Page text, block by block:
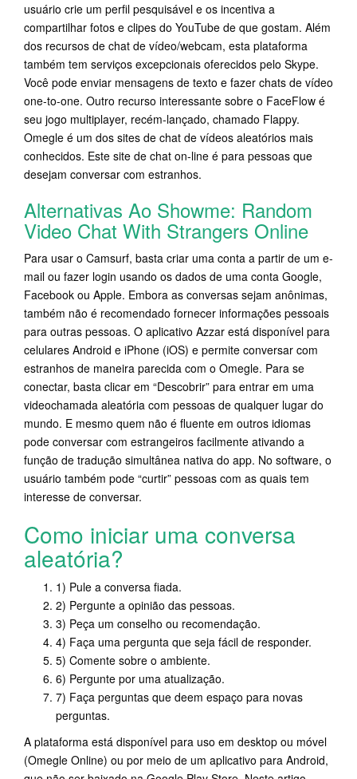
usuário crie um perfil pesquisável e os incentiva a
compartilhar fotos e clipes do YouTube de que gostam. Além
dos recursos de chat de vídeo/webcam, esta plataforma
também tem serviços excepcionais oferecidos pelo Skype.
Você pode enviar mensagens de texto e fazer chats de vídeo
one-to-one. Outro recurso interessante sobre o FaceFlow é
seu jogo multiplayer, recém-lançado, chamado Flappy.
Omegle é um dos sites de chat de vídeos aleatórios mais
conhecidos. Este site de chat on-line é para pessoas que
desejam conversar com estranhos.
Alternativas Ao Showme: Random
Video Chat With Strangers Online
Para usar o Camsurf, basta criar uma conta a partir de um e-
mail ou fazer login usando os dados de uma conta Google,
Facebook ou Apple. Embora as conversas sejam anônimas,
também não é recomendado fornecer informações pessoais
para outras pessoas. O aplicativo Azzar está disponível para
celulares Android e iPhone (iOS) e permite conversar com
estranhos de maneira parecida com o Omegle. Para se
conectar, basta clicar em “Descobrir” para entrar em uma
videochamada aleatória com pessoas de qualquer lugar do
mundo. E mesmo quem não é fluente em outros idiomas
pode conversar com estrangeiros facilmente ativando a
função de tradução simultânea nativa do app. No software, o
usuário também pode “curtir” pessoas com as quais tem
interesse de conversar.
Como iniciar uma conversa
aleatória?
1) Pule a conversa fiada.
2) Pergunte a opinião das pessoas.
3) Peça um conselho ou recomendação.
4) Faça uma pergunta que seja fácil de responder.
5) Comente sobre o ambiente.
6) Pergunte por uma atualização.
7) Faça perguntas que deem espaço para novas
perguntas.
A plataforma está disponível para uso em desktop ou móvel
(Omegle Online) ou por meio de um aplicativo para Android,